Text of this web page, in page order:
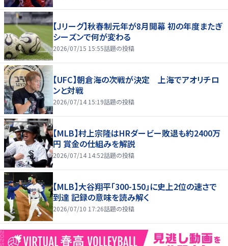
【Jリーグ】秋春制元年が8月開幕 初の年度またぎ
シーズンで何が変わる
2026/07/15 15:55話題の投稿
【UFC】朝倉海の次戦が決定 上海でアオリチロ
ンと対戦
2026/07/14 15:19話題の投稿
【MLB】村上宗隆はHRダービー敗退も約2400万
円 賞金の仕組みを解説
2026/07/14 14:52話題の投稿
【MLB】大谷翔平「300-150」に史上2位の速さで
到達 記録の意味を読み解く
2026/07/10 17:26話題の投稿